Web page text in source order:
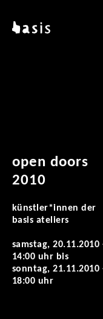
basis
open doors
2010
künstler*innen der
basis ateliers
samstag, 20.11.2010
14:00 uhr bis
sonntag, 21.11.2010
18:00 uhr